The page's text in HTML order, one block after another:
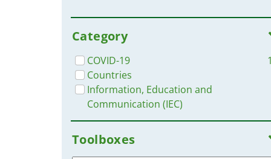
LIiang T., H. Cai Hongliu, Y. Chen et
al.
Organisation internationale de la
francophonie
République française
SAWBO Scientific Animations
Without Borders
The Alliance for Child Protection in
Category
COVID-19
Countries
Information, Education and
Communication (IEC)
Toolboxes